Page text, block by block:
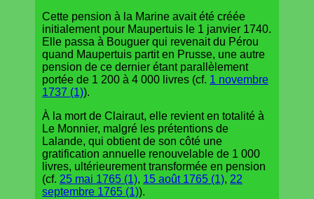
Cette pension à la Marine avait été créée
initialement pour Maupertuis le 1 janvier 1740.
Elle passa à Bouguer qui revenait du Pérou
quand Maupertuis partit en Prusse, une autre
pension de ce dernier étant parallèlement
portée de 1 200 à 4 000 livres (cf. 1 novembre
1737 (1)).
À la mort de Clairaut, elle revient en totalité à
Le Monnier, malgré les prétentions de
Lalande, qui obtient de son côté une
gratification annuelle renouvelable de 1 000
livres, ultérieurement transformée en pension
(cf. 25 mai 1765 (1), 15 août 1765 (1), 22
septembre 1765 (1)).